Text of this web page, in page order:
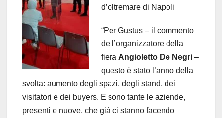
d’oltremare di Napoli
“Per Gustus – il commento
dell’organizzatore della
fiera Angioletto De Negri –
questo è stato l’anno della
svolta: aumento degli spazi, degli stand, dei
visitatori e dei buyers. E sono tante le aziende,
presenti e nuove, che già ci stanno facendo